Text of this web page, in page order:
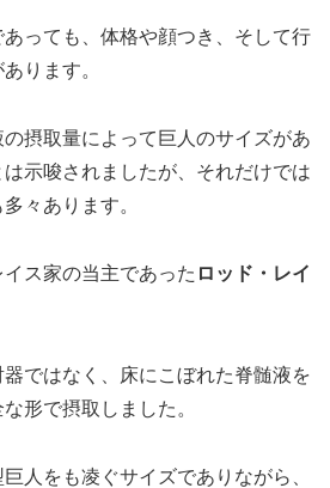
っても、体格や顔つき、そして行
ります。
摂取量によって巨人のサイズがあ
示唆されましたが、それだけでは
々あります。
ス家の当主であった ロッド・レイ
ではなく、床にこぼれた脊髄液を
形で摂取しました。
人をも凌ぐサイズでありながら、